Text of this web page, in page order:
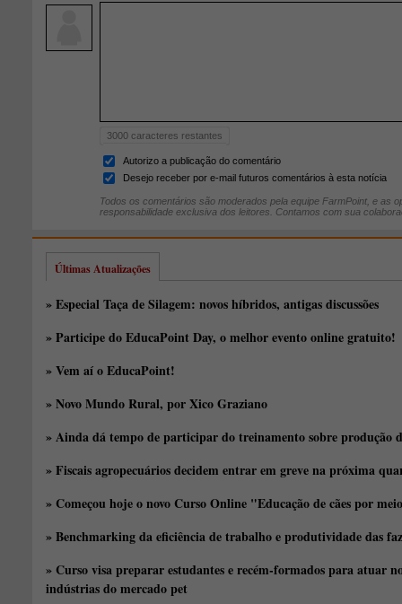
3000 caracteres restantes
Autorizo a publicação do comentário
Desejo receber por e-mail futuros comentários à esta notícia
Todos os comentários são moderados pela equipe FarmPoint, e as
responsabilidade exclusiva dos leitores. Contamos com sua
Últimas Atualizações
» Especial Taça de Silagem: novos híbridos, antigas discussões
» Participe do EducaPoint Day, o melhor evento online gratuito!
» Vem aí o EducaPoint!
» Novo Mundo Rural, por Xico Graziano
» Ainda dá tempo de participar do treinamento sobre produção
» Fiscais agropecuários decidem entrar em greve na próxima
» Começou hoje o novo Curso Online "Educação de cães por
» Benchmarking da eficiência de trabalho e produtividade das
» Curso visa preparar estudantes e recém-formados para atuar
indústrias do mercado pet